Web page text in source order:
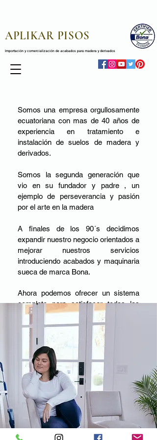
APLIKAR PISOS
Importación y comercialización de acabados para madera y derivados
Somos una empresa orgullosamente
ecuatoriana con mas de 40 años de
experiencia en tratamiento e
instalación de suelos de madera y
derivados.
Somos la segunda generación que
vio en su fundador y padre , un
ejemplo de perseverancia y pasión
por el arte en la madera
A finales de los 90´s decidimos
expandir nuestro negocio orientados a
mejorar nuestros servicios
introduciendo acabados y maquinaria
sueca de marca Bona.
Ahora podemos ofrecer un sistema
completo para satisfacer todas las
necesidades de nuestros clientes
desde una instalación de los
proyectos mas exigentes
comerciales y residenciales
Usted es muy importante para
nosotros
Por ello nos renovamos y
preparamos cada día